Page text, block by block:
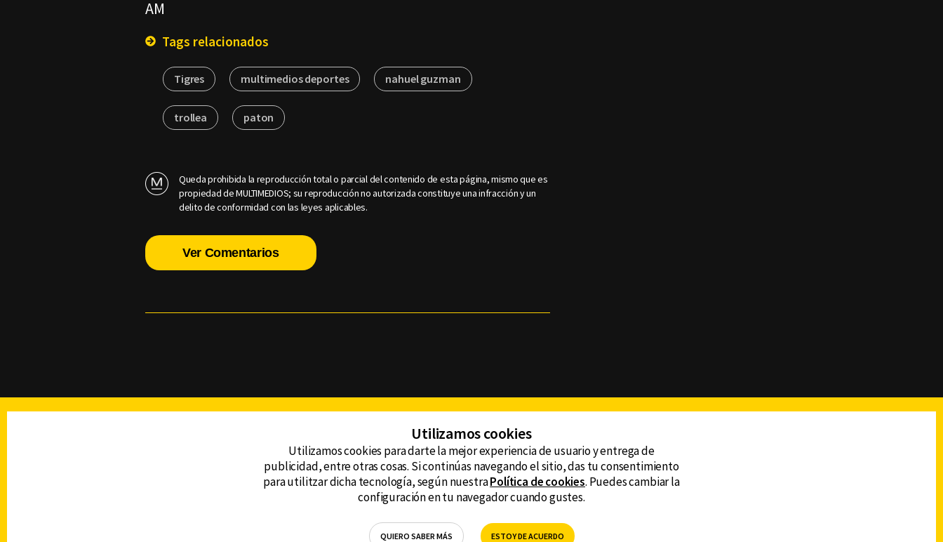
AM
Tags relacionados
Tigres multimedios deportes nahuel guzman
trollea paton
Queda prohibida la reproducción total o parcial del contenido de esta página, mismo que es
propiedad de MULTIMEDIOS; su reproducción no autorizada constituye una infracción y un
delito de conformidad con las leyes aplicables.
Ver Comentarios
DERECHOS RESERVADOS © CANAL 6 2026
Prohibida la reproducción total o parcial, incluyendo
CONTACTO
AVISO DE PRIVACIDAD
AVISO LEGAL
DEFENSORÍA DE LAS AUDIENCIAS
Utilizamos cookies
Utilizamos cookies para darte la mejor experiencia de usuario y entrega de
publicidad, entre otras cosas. Si continúas navegando el sitio, das tu consentimiento
para utilitzar dicha tecnología, según nuestraPolítica de cookies. Puedes cambiar la
configuración en tu navegador cuando gustes.
QUIERO SABER MÁS ESTOY DE ACUERDO